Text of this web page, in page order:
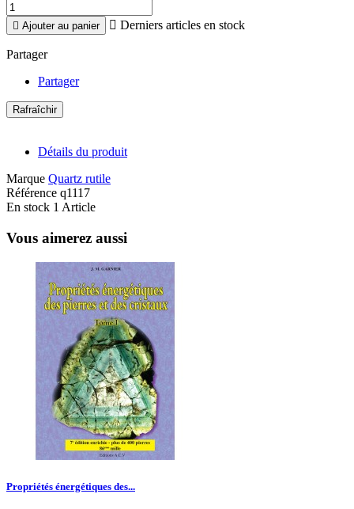
 Ajouter au panier  Derniers articles en stock
Partager
Partager
Détails du produit
Marque Quartz rutile
Référence q1117
En stock 1 Article
Vous aimerez aussi
Propriétés énergétiques des...